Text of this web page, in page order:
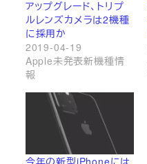
アップグレード、トリプ
ルレンズカメラは2機種
に採用か
2019-04-19
Apple未発表新機種情
報
今年の新型iPhoneには